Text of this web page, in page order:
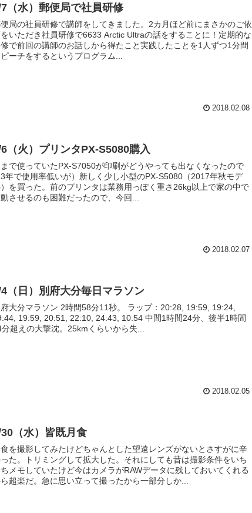
（水）郵便局で社員研修
局の社員研修で講師をしてきました。2カ月ほど前にまさかのご依
いただき社員研修で6633 Arctic Ultraの話をすることに！定期的な
で前回の講師のお話しから得たこと実践したことを1人ずつ1分間
ーチをするというプログラム...
2018.02.08
（火）プリンタPX-S5080購入
で使っていたPX-S7050が印刷がどうやっても出なくなったので
3年で使用率低いが）新しく少し小型のPX-S5080（2017年秋モデ
）を買った。前のプリンタは業務用っぽく重さ26kg以上で家の中で
させるのも困難だったので、今回...
2018.02.07
（日）別府大分毎日マラソン
大分マラソン 2時間58分11秒。 ラップ：20:28, 19:59, 19:24,
19:59, 20:51, 22:10, 24:43, 10:54 中間1時間24分、後半1時間
分超えの大撃沈。25kmくらいから失...
2018.02.05
（水）皆既月食
食を撮影してみたけどちゃんとした望遠レンズがないとさすがに辛
た。トリミングして拡大した。それにしても昔は撮影条件をいち
メモしていたけど今はカメラがRAWデータに残しておいてくれる
超楽だ。急に思い立って撮ったから一部分しか...